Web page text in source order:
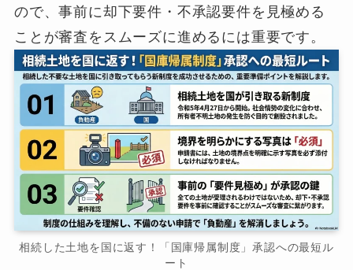
ので、事前に却下要件・不承認要件を見極める
ことが審査をスムーズに進めるには重要です。
相続した土地を国に返す！「国庫帰属制度」承認への最短ル
ート